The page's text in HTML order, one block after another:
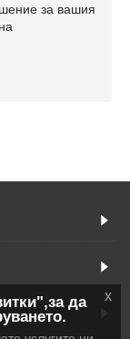
за вашия
да
x